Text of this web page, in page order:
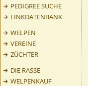
PEDIGREE SUCHE
LINKDATENBANK
WELPEN
VEREINE
ZÜCHTER
DIE RASSE
WELPENKAUF